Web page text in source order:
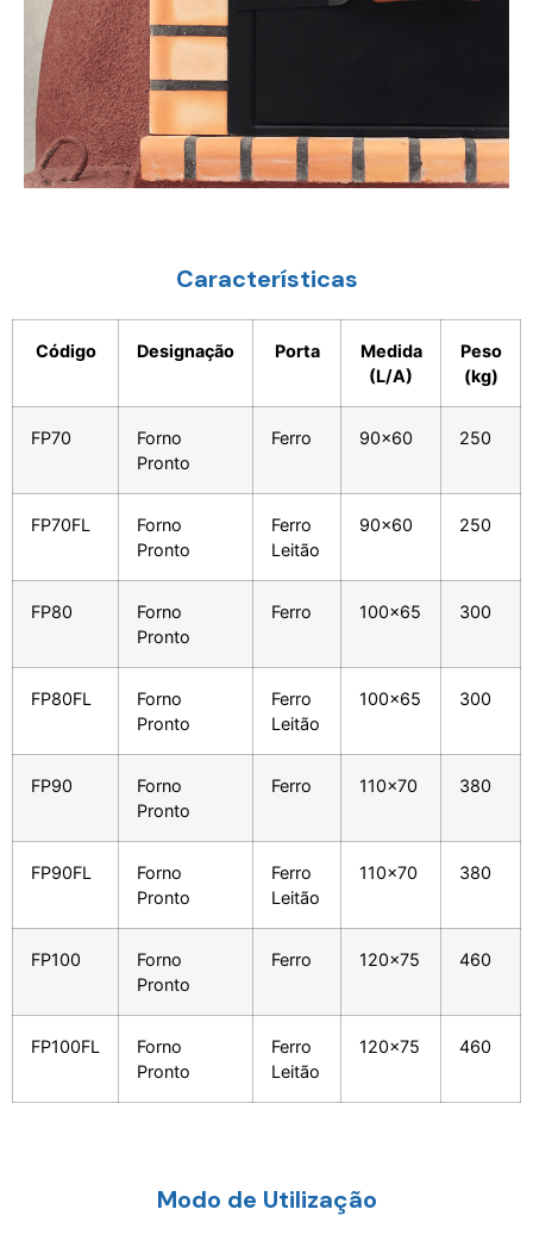
Características
Código Designação Porta
Medida
(L/A)
Peso
(kg)
FP70
Forno
Pronto
Ferro 90x60 250
FP70FL
Forno
Pronto
Ferro
Leitão
90x60 250
FP80
Forno
Pronto
Ferro 100x65 300
FP80FL
Forno
Pronto
Ferro
Leitão
100x65 300
FP90
Forno
Pronto
Ferro 110x70 380
FP90FL
Forno
Pronto
Ferro
Leitão
110x70 380
FP100
Forno
Pronto
Ferro 120x75 460
FP100FL
Forno
Pronto
Ferro
Leitão
120x75 460
Modo de Utilização